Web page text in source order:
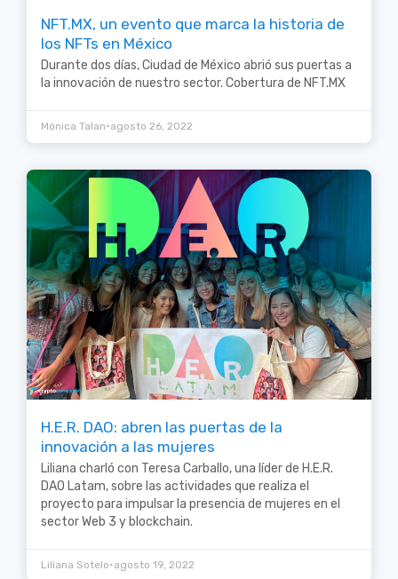
NFT.MX, un evento que marca la historia de
los NFTs en México
Durante dos días, Ciudad de México abrió sus puertas a
la innovación de nuestro sector. Cobertura de NFT.MX
Mónica Talan•agosto 26, 2022
H.E.R. DAO: abren las puertas de la
innovación a las mujeres
Liliana charló con Teresa Carballo, una líder de H.E.R.
DAO Latam, sobre las actividades que realiza el
proyecto para impulsar la presencia de mujeres en el
sector Web 3 y blockchain.
Liliana Sotelo•agosto 19, 2022